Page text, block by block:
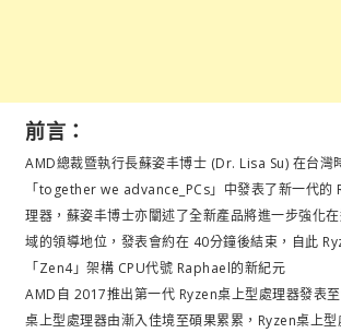
前言：
AMD總裁暨執行長蘇姿丰博士 (Dr. Lisa Su) 在台
「together we advance_PCs」中發表了新一代的
理器，蘇姿丰博士亦闡述了全新產品將進一步強化
域的領導地位，發表會約在 40分鐘後結束，自此
「Zen4」架構 CPU代號 Raphael的新紀元
AMD自 2017推出第一代 Ryzen桌上型處理器發表
桌上型處理器由漸入佳境至碩果累累，Ryzen桌上